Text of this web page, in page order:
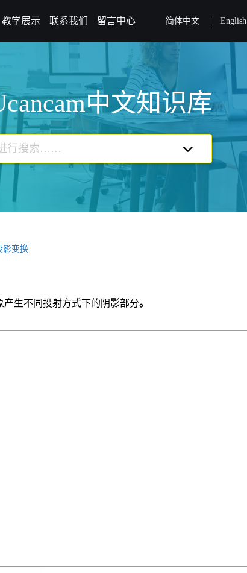
教学展示 联系我们 留言中心 简体中文 |English
中文知识库
影变换
生不同投射方式下的阴影部分。